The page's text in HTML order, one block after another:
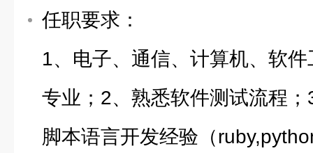
任职要求：
1、电子、通信、计算机、软
专业；2、熟悉软件测试流程
脚本语言开发经验（